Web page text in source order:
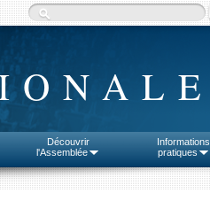
Découvrir
l'Assemblée
Informations
pratiques